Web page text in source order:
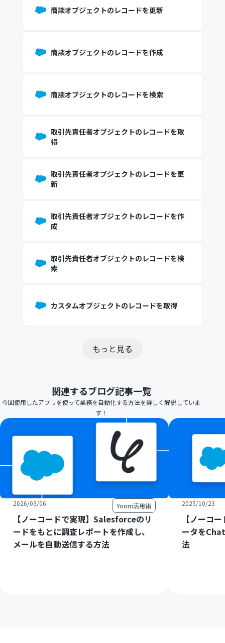
商談オブジェクトのレコードを更新
商談オブジェクトのレコードを作成
商談オブジェクトのレコードを検索
取引先責任者オブジェクトのレコードを取
得
取引先責任者オブジェクトのレコードを更
新
取引先責任者オブジェクトのレコードを作
成
取引先責任者オブジェクトのレコードを検
索
カスタムオブジェクトのレコードを取得
もっと見る
関連するブログ記事一覧
今回使用したアプリを使って業務を自動化する方法を詳しく解説していま
す！
2026/03/06 Yoom活用術
【ノーコードで実現】Salesforceのリ
ードをもとに調査レポートを作成し、
メールを自動送信する方法
2025/10/23
【ノーコ
ータを
法